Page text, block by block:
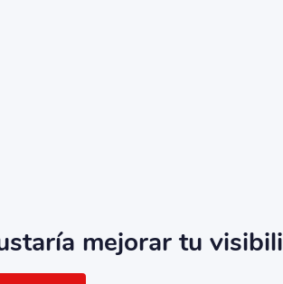
mejorar tu